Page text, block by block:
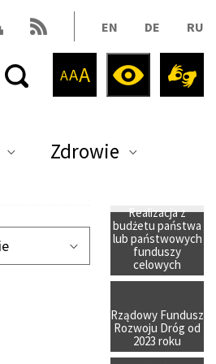
głównej Powiat Legionowski
serwisu
RSS EN DE
RU
A
Pomniejsz czcionkę
A
Czcionka
A
Powiększ czionkę
Wersja
Migam
Zdrowie
Realizacja z
budżetu państwa
lub państwowych
funduszy
celowych
Rządowy Fundusz
Rozwoju Dróg od
2023 roku